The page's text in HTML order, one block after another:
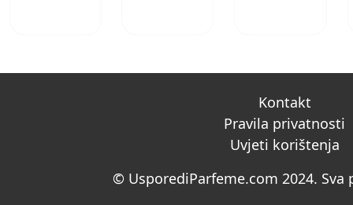
Kontakt
Pravila privatnosti
Uvjeti korištenja
© UsporediParfeme.com 2024. Sva